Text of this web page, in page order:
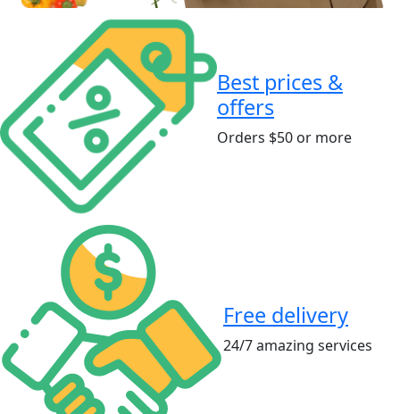
Best prices &
offers
Orders $50 or more
Free delivery
24/7 amazing services